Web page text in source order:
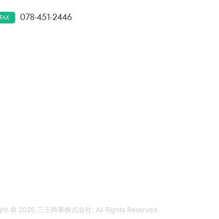
FAX 078-451-2446
© 2026 三王商事株式会社 . All Rights Reserved.